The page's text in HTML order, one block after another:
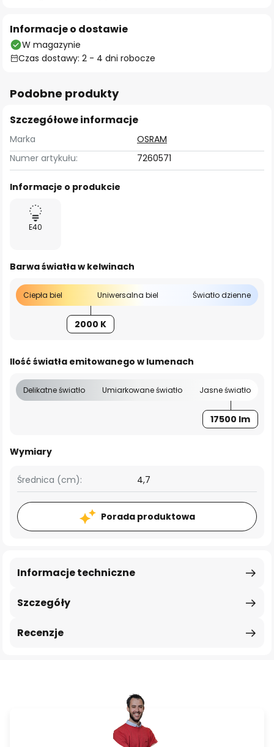
Informacje o dostawie
W magazynie
Czas dostawy: 2 - 4 dni robocze
Podobne produkty
Szczegółowe informacje
Marka
OSRAM
Numer artykułu:
7260571
Informacje o produkcie
E40
Barwa światła w kelwinach
Ciepła biel Uniwersalna biel Światło dzienne
2000 K
Ilość światła emitowanego w lumenach
Delikatne światło Umiarkowane światło Jasne światło
17500 lm
Wymiary
Średnica (cm): 4,7
Porada produktowa
Szczegóły
Informacje techniczne
Recenzje